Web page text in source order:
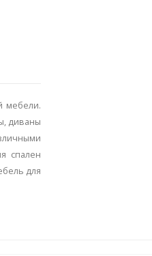
мебели.
диваны
спален
для